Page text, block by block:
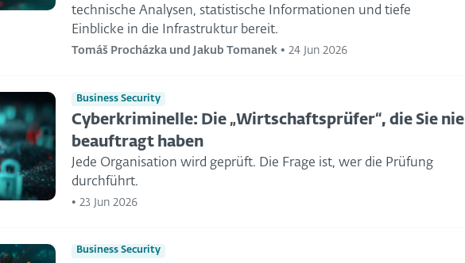
technische Analysen, statistische Informationen und tiefe
Einblicke in die Infrastruktur bereit.
Tomáš Procházka und Jakub Tomanek• 24 Jun 2026
Business Security
Cyberkriminelle: Die „Wirtschaftsprüfer“, die Sie nie
beauftragt haben
Jede Organisation wird geprüft. Die Frage ist, wer die Prüfung
durchführt.
• 23 Jun 2026
Business Security